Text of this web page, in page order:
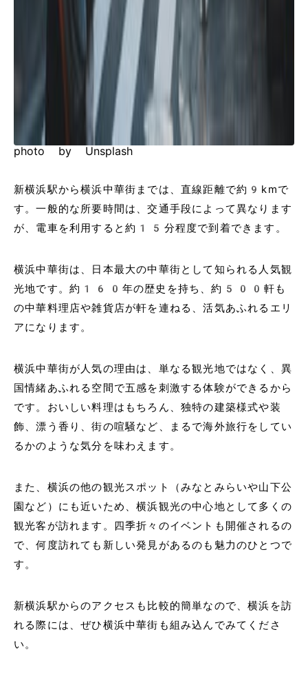
photo by Unsplash
新横浜駅から横浜中華街までは、直線距離で約9kmで
す。一般的な所要時間は、交通手段によって異なります
が、電車を利用すると約15分程度で到着できます。
横浜中華街は、日本最大の中華街として知られる人気観
光地です。約160年の歴史を持ち、約500軒も
の中華料理店や雑貨店が軒を連ねる、活気あふれるエリ
アになります。
横浜中華街が人気の理由は、単なる観光地ではなく、異
国情緒あふれる空間で五感を刺激する体験ができるから
です。おいしい料理はもちろん、独特の建築様式や装
飾、漂う香り、街の喧騒など、まるで海外旅行をしてい
るかのような気分を味わえます。
また、横浜の他の観光スポット（みなとみらいや山下公
園など）にも近いため、横浜観光の中心地として多くの
観光客が訪れます。四季折々のイベントも開催されるの
で、何度訪れても新しい発見があるのも魅力のひとつで
す。
新横浜駅からのアクセスも比較的簡単なので、横浜を訪
れる際には、ぜひ横浜中華街も組み込んでみてくださ
い。